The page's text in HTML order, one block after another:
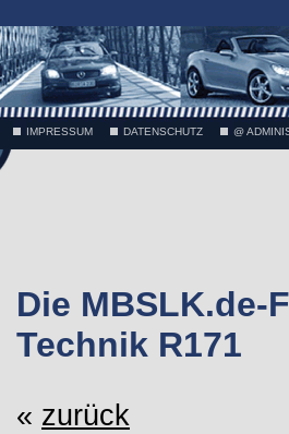
IMPRESSUM DATENSCHUTZ @
Die MBSLK.de-
Technik R171
« zurück